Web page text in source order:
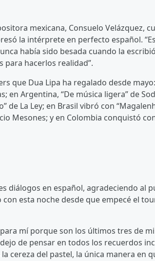
mexicana, Consuelo Velázquez,
la intérprete en perfecto español.
había sido besada cuando la
hacerlos realidad”.
que Dua Lipa ha regalado desde
en Argentina, “De música ligera” de
de La Ley; en Brasil vibró con
Mesones; y en Colombia conquistó
diálogos en español, agradeciendo al
con esta noche desde que empecé el
mí porque son los últimos tres de
de pensar en todos los recuerdos
cereza del pastel, la única manera en